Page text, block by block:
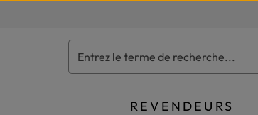
REVENDEURS